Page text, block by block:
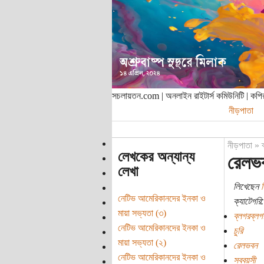
সচলায়তন.com | অনলাইন রাইটার্স কমিউনিটি |
নীড়পাতা
লেখকের অন্যান্য
লেখা
নেটিভ আমেরিকানদের ইনকা ও
মায়া সভ্যতা (৩)
নেটিভ আমেরিকানদের ইনকা ও
মায়া সভ্যতা (২)
নেটিভ আমেরিকানদের ইনকা ও
নীড়পাতা»
লিখেছেন
ক্যাটেগরি:
চুরি
রেলভবন
সববয়সী